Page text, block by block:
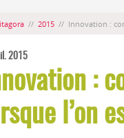
// 2015 // Innovation :
2015
:
l’on